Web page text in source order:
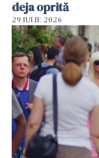
deja oprită
29 IULIE 2026